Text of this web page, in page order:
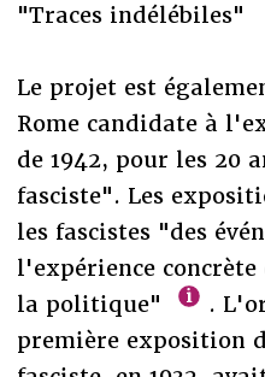
"Traces indélébiles"
Le projet est
Rome candidate à
de 1942, pour les 20
fasciste". Les
les fascistes "des
l'expérience
la politique"
.
première exposition